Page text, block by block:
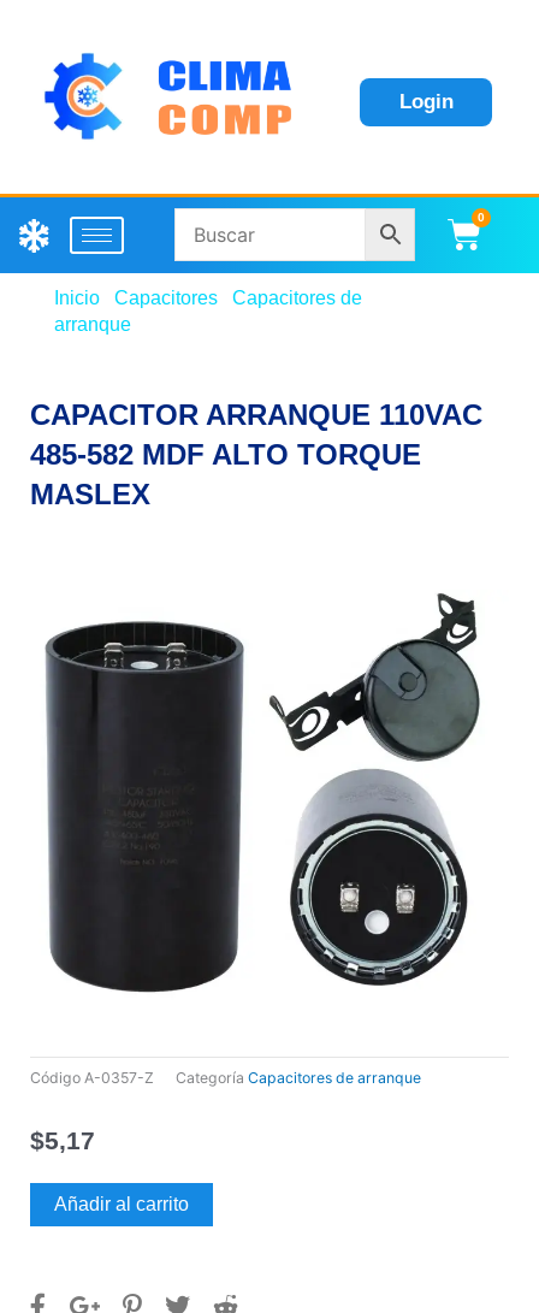
Login
0
Inicio Capacitores
Capacitores de
arranque
CAPACITOR ARRANQUE 110VAC
485-582 MDF ALTO TORQUE
MASLEX
Código A-0357-Z Categoría Capacitores de arranque
$5,17
CAPACITOR
ARRANQUE
582
Añadir al carrito